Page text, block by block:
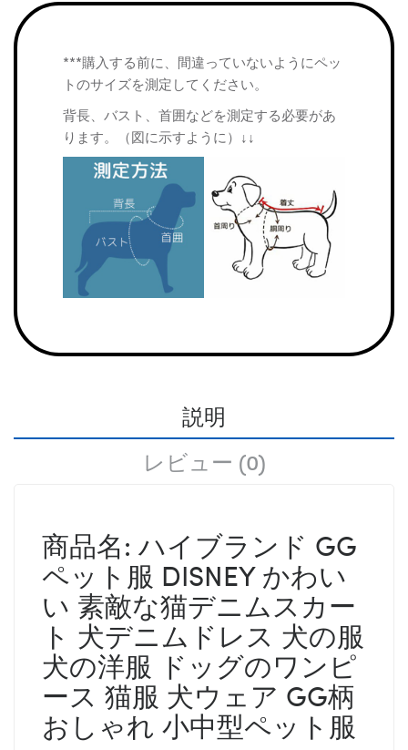
***購入する前に、間違っていないようにペッ
トのサイズを測定してください。
背長、バスト、首囲などを測定する必要があ
ります。（図に示すように）↓↓
説明
レビュー (0)
商品名: ハイブランド GG
ペット服 DISNEY かわい
い 素敵な猫デニムスカー
ト 犬デニムドレス 犬の服
犬の洋服 ドッグのワンピ
ース 猫服 犬ウェア GG柄
おしゃれ 小中型ペット服